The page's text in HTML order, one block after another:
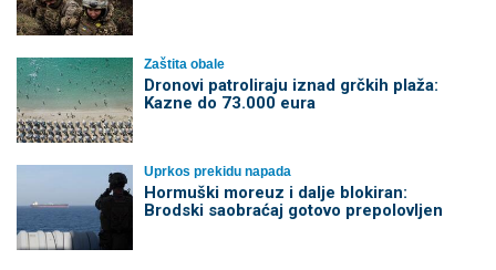
Zaštita obale
Dronovi patroliraju iznad grčkih plaža:
Kazne do 73.000 eura
Uprkos prekidu napada
Hormuški moreuz i dalje blokiran:
Brodski saobraćaj gotovo prepolovljen